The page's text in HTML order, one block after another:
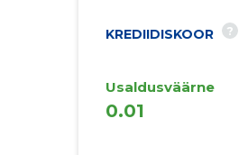
KREDIIDISKOOR ?
Usaldusväärne
0.01